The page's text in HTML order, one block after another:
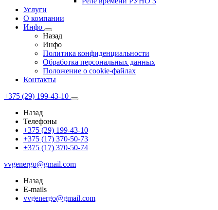
Услуги
О компании
Инфо
Назад
Инфо
Политика конфиденциальности
Обработка персональных данных
Положение о cookie-файлах
Контакты
+375 (29) 199-43-10
Назад
Телефоны
+375 (29) 199-43-10
+375 (17) 370-50-73
+375 (17) 370-50-74
vvgenergo@gmail.com
Назад
E-mails
vvgenergo@gmail.com